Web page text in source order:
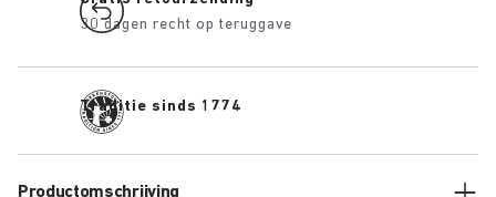
30 dagen recht op teruggave
Traditie sinds 1774
Productomschrijving